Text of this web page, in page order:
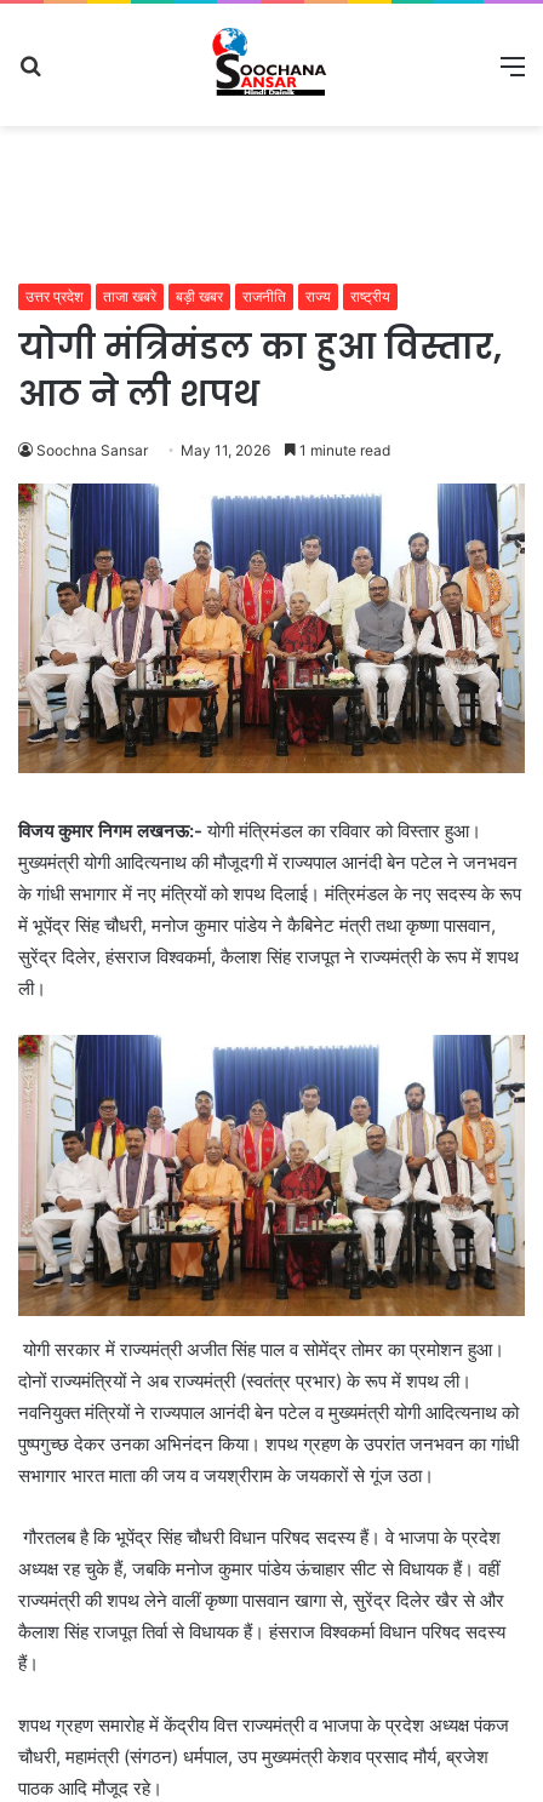
उत्तर प्रदेश ताजा खबरे बड़ी खबर राजनीति राज्य राष्ट्रीय
योगी मंत्रिमंडल का हुआ विस्तार,
आठ ने ली शपथ
Soochna Sansar May 11, 2026 1 minute read
विजय कुमार निगम लखनऊ:- योगी मंत्रिमंडल का रविवार को विस्तार हुआ।
मुख्यमंत्री योगी आदित्यनाथ की मौजूदगी में राज्यपाल आनंदी बेन पटेल ने जनभवन
के गांधी सभागार में नए मंत्रियों को शपथ दिलाई। मंत्रिमंडल के नए सदस्य के रूप
में भूपेंद्र सिंह चौधरी, मनोज कुमार पांडेय ने कैबिनेट मंत्री तथा कृष्णा पासवान,
सुरेंद्र दिलेर, हंसराज विश्वकर्मा, कैलाश सिंह राजपूत ने राज्यमंत्री के रूप में शपथ
ली।
योगी सरकार में राज्यमंत्री अजीत सिंह पाल व सोमेंद्र तोमर का प्रमोशन हुआ।
दोनों राज्यमंत्रियों ने अब राज्यमंत्री (स्वतंत्र प्रभार) के रूप में शपथ ली।
नवनियुक्त मंत्रियों ने राज्यपाल आनंदी बेन पटेल व मुख्यमंत्री योगी आदित्यनाथ को
पुष्पगुच्छ देकर उनका अभिनंदन किया। शपथ ग्रहण के उपरांत जनभवन का गांधी
सभागार भारत माता की जय व जयश्रीराम के जयकारों से गूंज उठा।
गौरतलब है कि भूपेंद्र सिंह चौधरी विधान परिषद सदस्य हैं। वे भाजपा के प्रदेश
अध्यक्ष रह चुके हैं, जबकि मनोज कुमार पांडेय ऊंचाहार सीट से विधायक हैं। वहीं
राज्यमंत्री की शपथ लेने वालीं कृष्णा पासवान खागा से, सुरेंद्र दिलेर खैर से और
कैलाश सिंह राजपूत तिर्वा से विधायक हैं। हंसराज विश्वकर्मा विधान परिषद सदस्य
हैं।
शपथ ग्रहण समारोह में केंद्रीय वित्त राज्यमंत्री व भाजपा के प्रदेश अध्यक्ष पंकज
चौधरी, महामंत्री (संगठन) धर्मपाल, उप मुख्यमंत्री केशव प्रसाद मौर्य, ब्रजेश
पाठक आदि मौजूद रहे।